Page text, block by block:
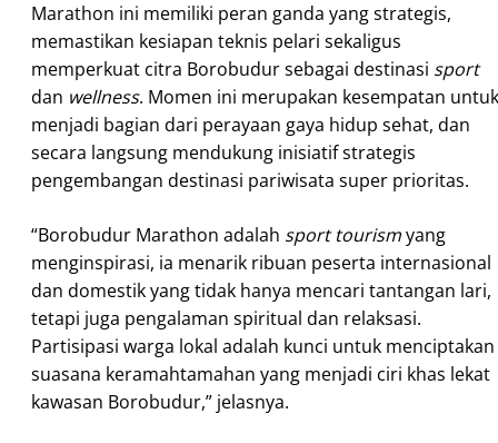
Marathon ini memiliki peran ganda yang strategis,
memastikan kesiapan teknis pelari sekaligus
memperkuat citra Borobudur sebagai destinasi sport
dan wellness. Momen ini merupakan kesempatan untuk
menjadi bagian dari perayaan gaya hidup sehat, dan
secara langsung mendukung inisiatif strategis
pengembangan destinasi pariwisata super prioritas.
“Borobudur Marathon adalah sport tourismyang
menginspirasi, ia menarik ribuan peserta internasional
dan domestik yang tidak hanya mencari tantangan lari,
tetapi juga pengalaman spiritual dan relaksasi.
Partisipasi warga lokal adalah kunci untuk menciptakan
suasana keramahtamahan yang menjadi ciri khas lekat
kawasan Borobudur,” jelasnya.